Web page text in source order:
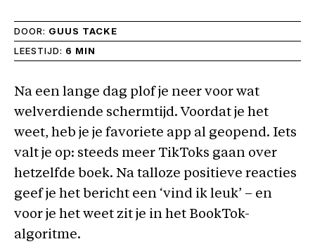
DOOR: GUUS TACKE
LEESTIJD: 6 MIN
Na een lange dag plof je neer voor wat
welverdiende schermtijd. Voordat je het
weet, heb je je favoriete app al geopend. Iets
valt je op: steeds meer TikToks gaan over
hetzelfde boek. Na talloze positieve reacties
geef je het bericht een ‘vind ik leuk’ – en
voor je het weet zit je in het BookTok-
algoritme.